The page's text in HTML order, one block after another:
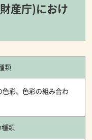
産庁)におけ
類
彩、色彩の組み合わ
類